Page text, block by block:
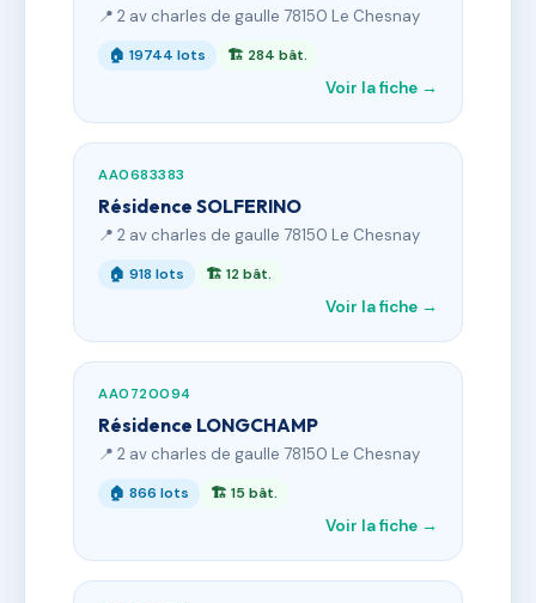
📍 2 av charles de gaulle 78150 Le Chesnay
🏠 19744 lots 🏗 284 bât.
Voir la fiche →
AA0683383
Résidence SOLFERINO
📍 2 av charles de gaulle 78150 Le Chesnay
🏠 918 lots 🏗 12 bât.
Voir la fiche →
AA0720094
Résidence LONGCHAMP
📍 2 av charles de gaulle 78150 Le Chesnay
🏠 866 lots 🏗 15 bât.
Voir la fiche →